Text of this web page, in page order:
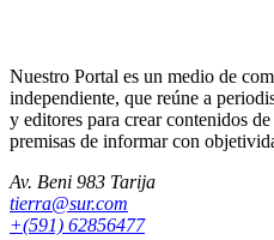
Nuestro Portal es un medio de
independiente, que reúne a
y editores para crear contenidos
premisas de informar con
Av. Beni 983 Tarija
tierra@sur.com
+(591) 62856477